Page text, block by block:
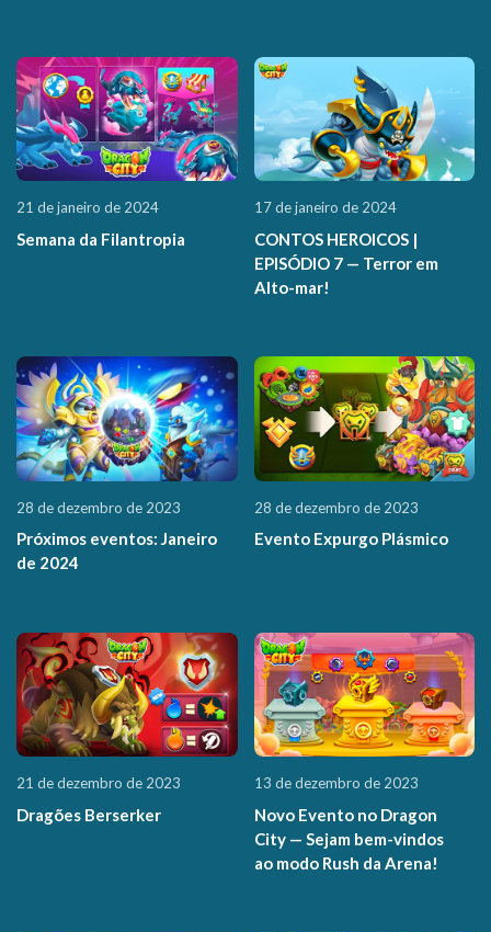
21 de janeiro de 2024
Semana da Filantropia
17 de janeiro de 2024
CONTOS HEROICOS |
EPISÓDIO 7 — Terror em
Alto-mar!
28 de dezembro de 2023
Próximos eventos: Janeiro
de 2024
28 de dezembro de 2023
Evento Expurgo Plásmico
21 de dezembro de 2023
Dragões Berserker
13 de dezembro de 2023
Novo Evento no Dragon
City — Sejam bem-vindos
ao modo Rush da Arena!